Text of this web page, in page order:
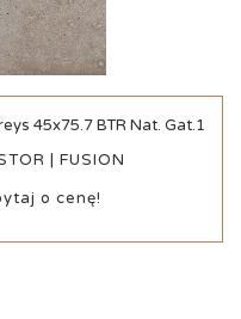
45x75.7 BTR Nat. Gat.1
| FUSION
o cenę!
podgląd